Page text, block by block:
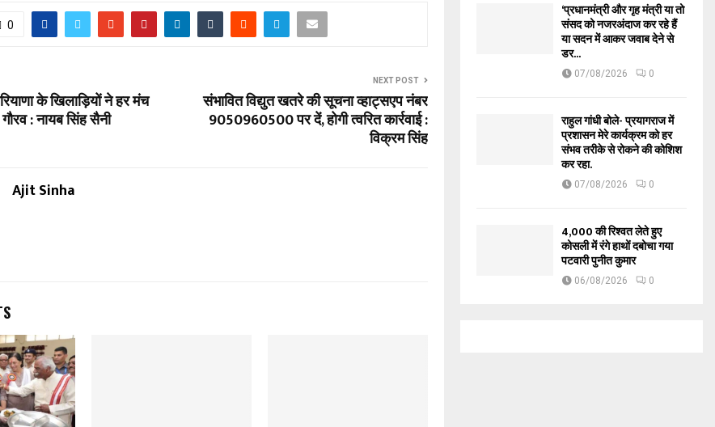
0
के खिलाड़ियों ने हर मंच
: नायब सिंह सैनी
NEXT POST
संभावित विद्युत खतरे की सूचना व्हाट्सएप नंबर
9050960500 पर दें, होगी त्वरित कार्रवाई :
विक्रम सिंह
Ajit Sinha
‘प्रधानमंत्री और गृह मंत्री या तो
संसद को नजरअंदाज कर रहे हैं
या सदन में आकर जवाब देने से
डर...
07/08/2026 0
राहुल गांधी बोले- प्रयागराज में
प्रशासन मेरे कार्यक्रम को हर
संभव तरीके से रोकने की कोशिश
कर रहा.
07/08/2026 0
₹4,000 की रिश्वत लेते हुए
कोसली में रंगे हाथों दबोचा गया
पटवारी पुनीत कुमार
06/08/2026 0